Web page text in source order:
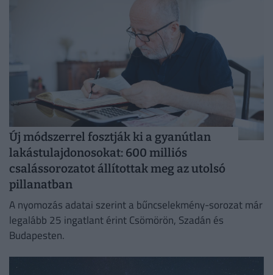
Új módszerrel fosztják ki a gyanútlan
lakástulajdonosokat: 600 milliós
csalássorozatot állítottak meg az utolsó
pillanatban
A nyomozás adatai szerint a bűncselekmény-sorozat már
legalább 25 ingatlant érint Csömörön, Szadán és
Budapesten.